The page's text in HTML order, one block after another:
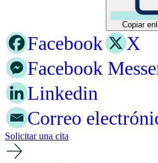
Copiar
Facebook
X
Facebook
Linkedin
Correo
Solicitar una cita